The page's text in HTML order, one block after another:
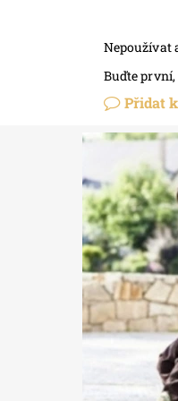
Nepoužívat
Buďte
Přidat